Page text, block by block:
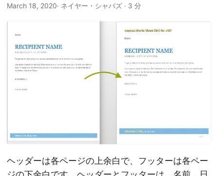
March 18, 2020· ネイヤー・シャバズ · 3 分
ヘッダーは各ページの上余白で、フッターは各ペー